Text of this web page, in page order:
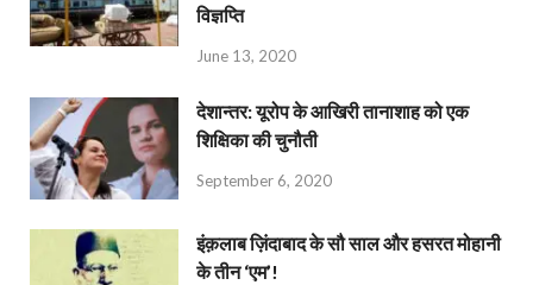
विज्ञप्ति
June 13, 2020
देशान्‍तर: यूरोप के आखिरी तानाशाह को एक
शिक्षिका की चुनौती
September 6, 2020
इंक़लाब ज़िंदाबाद के सौ साल और हसरत मोहानी
के तीन ‘एम’!